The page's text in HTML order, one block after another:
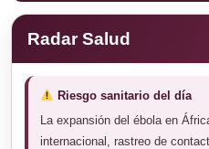
Radar Salud
Riesgo sanitario del día
La expansión del ébola en
internacional, rastreo de